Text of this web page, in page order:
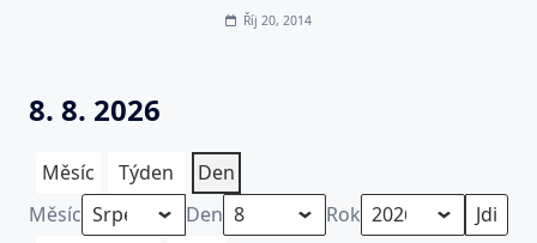
Říj 20, 2014
8. 8. 2026
Měsíc Týden
Den
Měsíc
Den
Rok